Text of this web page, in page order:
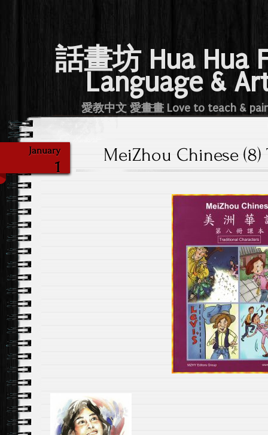
話畫坊 Hua Hua
Language &
愛教中文 愛畫畫 Love to teach &
January
1
MeiZhou Chinese